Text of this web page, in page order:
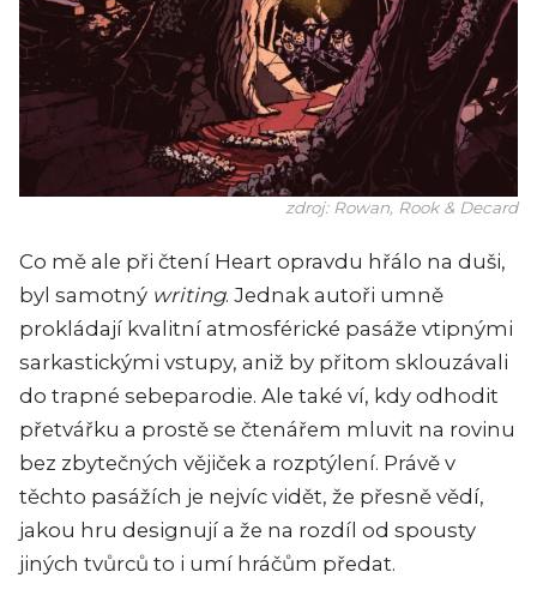
zdroj: Rowan, Rook & Decard
Co mě ale při čtení Heart opravdu hřálo na duši,
byl samotný writing. Jednak autoři umně
prokládají kvalitní atmosférické pasáže vtipnými
sarkastickými vstupy, aniž by přitom sklouzávali
do trapné sebeparodie. Ale také ví, kdy odhodit
přetvářku a prostě se čtenářem mluvit na rovinu
bez zbytečných vějiček a rozptýlení. Právě v
těchto pasážích je nejvíc vidět, že přesně vědí,
jakou hru designují a že na rozdíl od spousty
jiných tvůrců to i umí hráčům předat.